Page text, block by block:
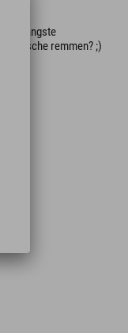
langste
remmen? ;)